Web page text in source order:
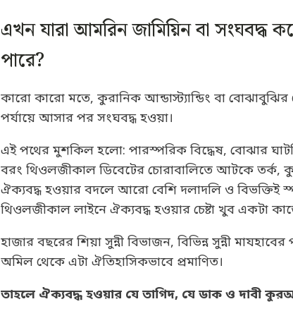
এখন যারা আমরিন জামিয়িন বা সংঘবদ্ধ
পারে?
কারো কারো মতে, কুরানিক আন্ডাস্ট্যান্ডিং বা বোঝাবুঝির
পর্যায়ে আসার পর সংঘবদ্ধ হওয়া।
এই পথের মুশকিল হলো: পারস্পরিক বিদ্ধেষ, বোঝার
বরং থিওলজীকাল ডিবেটের চোরাবালিতে আটকে তর্ক,
ঐক্যবদ্ধ হওয়ার বদলে আরো বেশি দলাদলি ও বিভক্তিই
থিওলজীকাল লাইনে ঐক্যবদ্ধ হওয়ার চেষ্টা খুব একটা
হাজার বছরের শিয়া সুন্নী বিভাজন, বিভিন্ন সুন্নী
অমিল থেকে এটা ঐতিহাসিকভাবে প্রমাণিত।
তাহলে ঐক্যবদ্ধ হওয়ার যে তাগিদ, যে ডাক ও দাবী